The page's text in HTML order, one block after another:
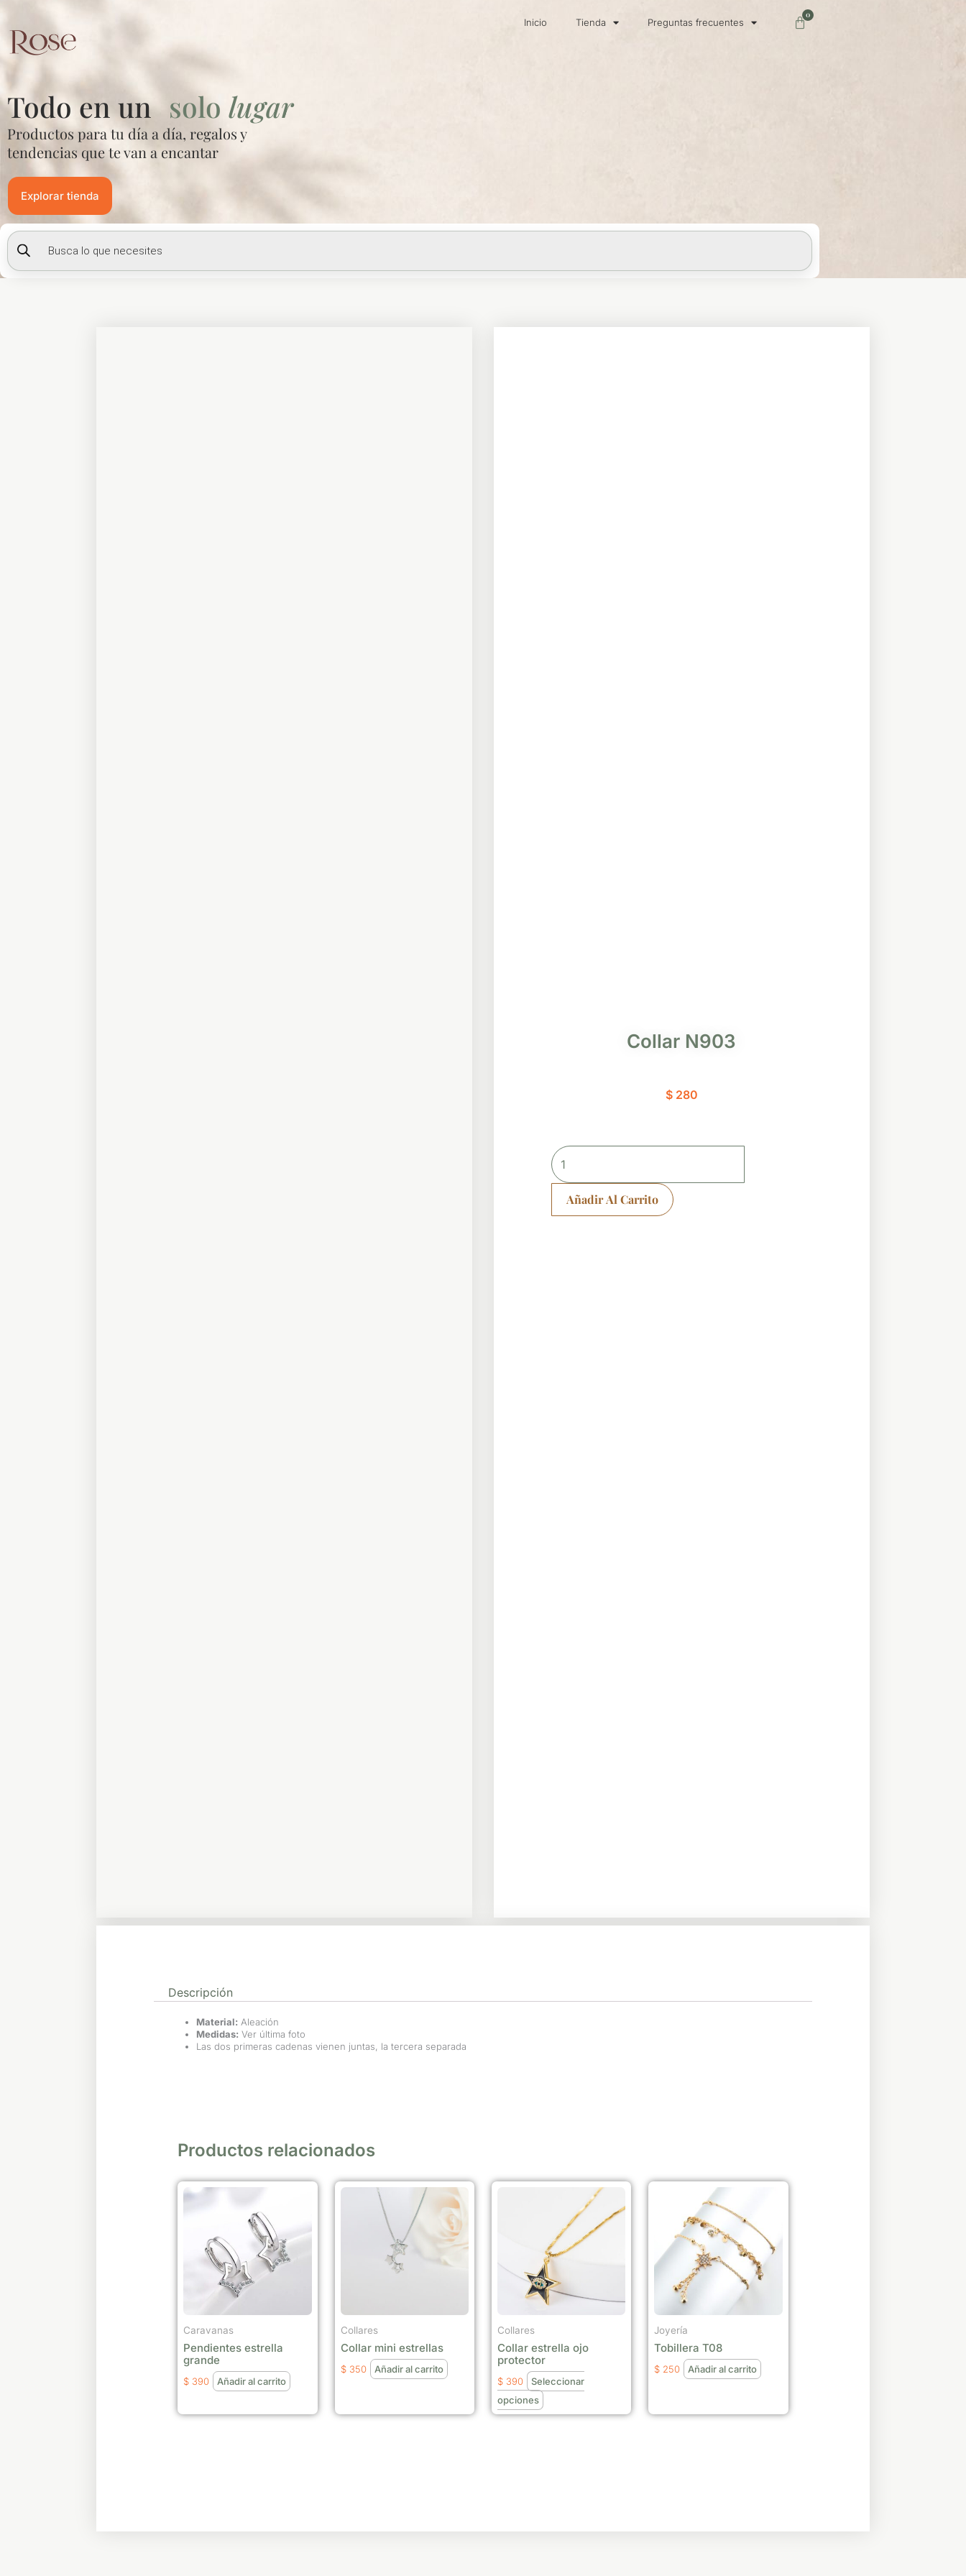
contenido
Inicio Tienda Preguntas frecuentes
0
Carrito
Todo en un sololugar
Productos para tu día a día, regalos y
tendencias que te van a encantar
Explorar tienda
Búsqueda
de
productos
Collar N903
$280
Collar
N903
cantidad
Añadir Al Carrito
Descripción
Material: Aleación
Medidas: Ver última foto
Las dos primeras cadenas vienen juntas, la tercera separada
Productos relacionados
Caravanas
Pendientes estrella
grande
$ 390 Añadir al carrito
Collares
Collar mini estrellas
$350 Añadir al carrito
Collares
Collar estrella ojo
protector
$390
Seleccionar
opciones
producto
tiene
múltiples
variantes.
Las
opciones
pueden
elegir
en
la
página
Joyería
Tobillera T08
$ 250 Añadir al carrito